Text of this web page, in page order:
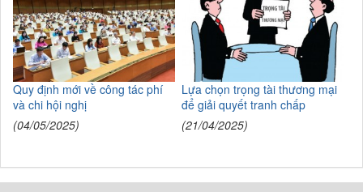
Quy định mới về công tác phí
và chi hội nghị
(04/05/2025)
Lựa chọn trọng tài thương mại
để giải quyết tranh chấp
(21/04/2025)